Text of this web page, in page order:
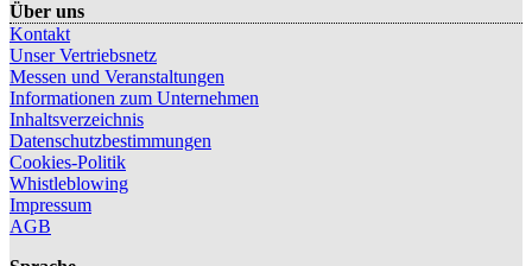
Über uns
Kontakt
Unser Vertriebsnetz
Messen und Veranstaltungen
Informationen zum Unternehmen
Inhaltsverzeichnis
Datenschutzbestimmungen
Cookies-Politik
Whistleblowing
Impressum
AGB